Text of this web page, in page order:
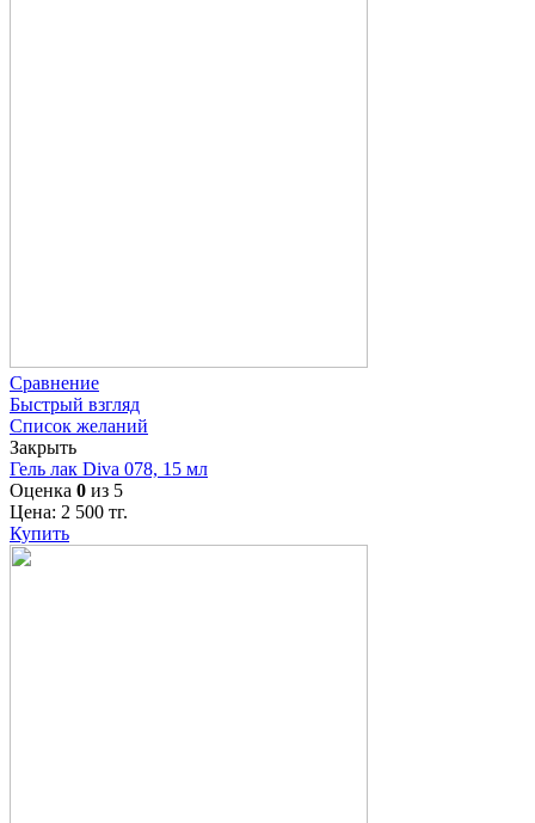
Сравнение
Быстрый взгляд
Список желаний
Закрыть
Гель лак Diva 078, 15 мл
Оценка 0 из 5
Цена: 2 500 тг.
Купить